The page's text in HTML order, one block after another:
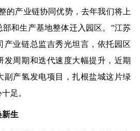
产业链协同优势，去年我们将上
和生产基地整体迁入园区。”江苏
产业链总监吉秀光坦言，依托园区
发周期和迭代速度大幅提升，近期
副产氢发电项目，扎根盐城这片绿
足。
生